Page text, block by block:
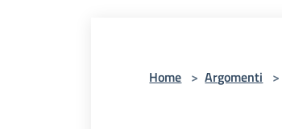
Home > Argomenti >